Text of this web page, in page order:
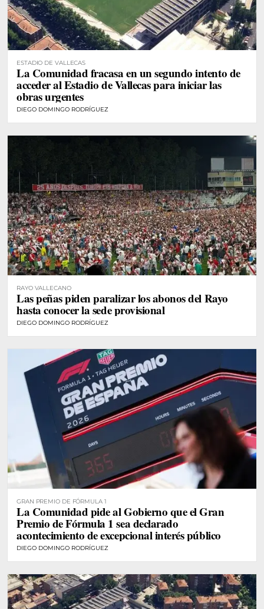
ESTADIO DE VALLECAS
La Comunidad fracasa en un segundo intento de
acceder al Estadio de Vallecas para iniciar las
obras urgentes
DIEGO DOMINGO RODRÍGUEZ
RAYO VALLECANO
Las peñas piden paralizar los abonos del Rayo
hasta conocer la sede provisional
DIEGO DOMINGO RODRÍGUEZ
GRAN PREMIO DE FÓRMULA 1
La Comunidad pide al Gobierno que el Gran
Premio de Fórmula 1 sea declarado
acontecimiento de excepcional interés público
DIEGO DOMINGO RODRÍGUEZ